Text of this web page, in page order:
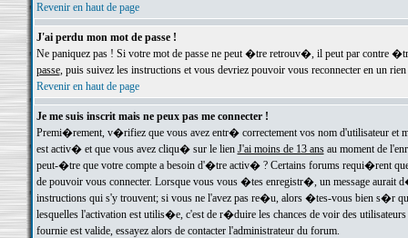
Revenir en haut de page
J'ai perdu mon mot de passe !
Ne paniquez pas ! Si votre mot de passe ne peut �tre retrouv�, il peut par contre
passe, puis suivez les instructions et vous devriez pouvoir vous reconnecter en un rien
Revenir en haut de page
Je me suis inscrit mais ne peux pas me connecter !
Premi�rement, v�rifiez que vous avez entr� correctement vos nom d'utilisateur
est activ� et que vous avez cliqu� sur le lien J'ai moins de 13 ansau moment de
peut-�tre que votre compte a besoin d'�tre activ� ? Certains forums requi�rent
de pouvoir vous connecter. Lorsque vous vous �tes enregistr�, un message aurait
instructions qui s'y trouvent; si vous ne l'avez pas re�u, alors �tes-vous bien s�r
lesquelles l'activation est utilis�e, c'est de r�duire les chances de voir des
fournie est valide, essayez alors de contacter l'administrateur du forum.